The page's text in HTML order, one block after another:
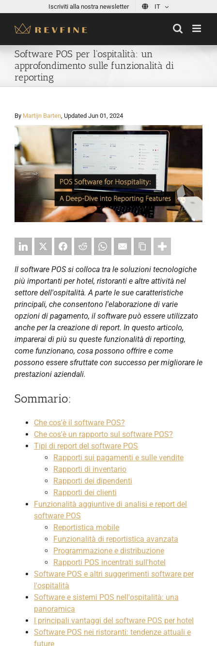
content
Iscriviti alla nostra newsletter IT
Software POS per l'ospitalità: un
approfondimento sulle funzionalità di
reporting
By Martijn Barten, Updated Jun 01, 2024
View
Larger
Image
Il software POS si colloca tra le soluzioni tecnologiche
più importanti per hotel, ristoranti e altre attività nel
settore dell'ospitalità. A parte le sue caratteristiche
principali, che consentono l'elaborazione di varie
opzioni di pagamento, il software può essere utilizzato
anche per la creazione di report. In questo articolo,
imparerai di più su queste funzionalità di reporting,
come funzionano, cosa possono offrire e come
possono essere sfruttate con successo per migliorare le
prestazioni aziendali.
Sommario:
Che cos'è il software POS?
Che cos'è un rapporto sul software POS?
Tipi di report del software POS
Rapporti sui pagamenti e sulle vendite
Rapporti di inventario
Rapporti dei dipendenti
Rapporti dei clienti
Funzionalità aggiuntive di analisi e report del
software POS
Reportistica mobile
Funzionalità di reportistica avanzata
Programmazione e distribuzione
Rapporti POS incentrati sull'hotel
Software POS e altri suggerimenti software per
l'ospitalità
Software e sistemi POS nell'ospitalità: una
panoramica
I principali vantaggi del software POS per hotel
Software POS nei ristoranti: tendenze attuali e
future